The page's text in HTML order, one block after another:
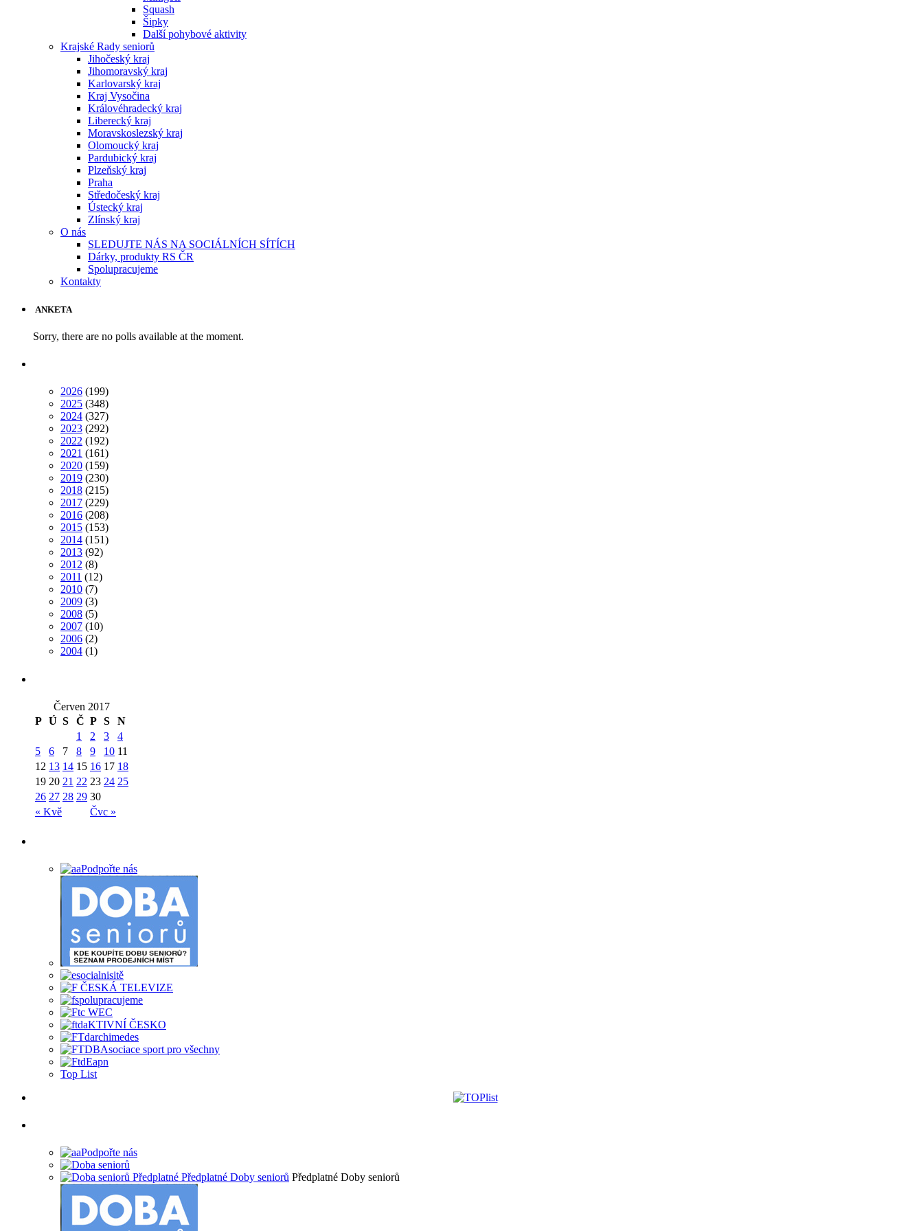
Squash
Šipky
Další pohybové aktivity
Krajské Rady seniorů
Jihočeský kraj
Jihomoravský kraj
Karlovarský kraj
Kraj Vysočina
Královéhradecký kraj
Liberecký kraj
Moravskoslezský kraj
Olomoucký kraj
Pardubický kraj
Plzeňský kraj
Praha
Středočeský kraj
Ústecký kraj
Zlínský kraj
O nás
SLEDUJTE NÁS NA SOCIÁLNÍCH SÍTÍCH
Dárky, produkty RS ČR
Spolupracujeme
Kontakty
ANKETA
Sorry, there are no polls available at the moment.
2026 (199)
2025 (348)
2024 (327)
2023 (292)
2022 (192)
2021 (161)
2020 (159)
2019 (230)
2018 (215)
2017 (229)
2016 (208)
2015 (153)
2014 (151)
2013 (92)
2012 (8)
2011 (12)
2010 (7)
2009 (3)
2008 (5)
2007 (10)
2006 (2)
2004 (1)
Červen 2017
P Ú S Č P S N
« Kvě Čvc »
1 2 3
4
5
6 7 8 9 10 11
12 13 14 15 16 17 18
19 20 21 22 23 24 25
26 27 28 29 30
Top List
Předplatné Doby seniorů